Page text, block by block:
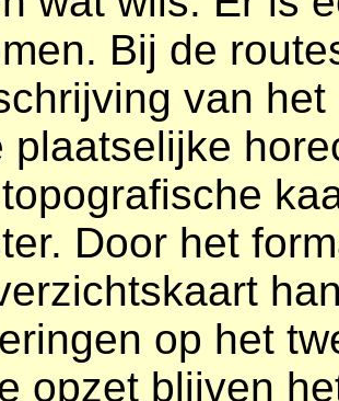
Bij de
van
plaatselijke
Door het
op het
opzet blijven